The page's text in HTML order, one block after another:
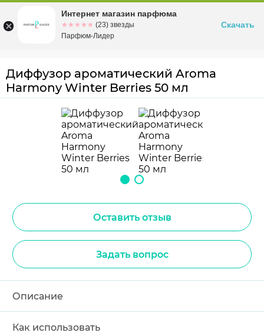
Омскул. Заозерная, 11, к. 1
Диффузор ароматический Aroma
Harmony Winter Berries 50 мл
Оставить отзыв
Задать вопрос
Описание
Как использовать
Интернет магазин парфюма
☆☆☆☆☆
★★★★★ (23) звезды
Парфюм-Лидер
Скачать